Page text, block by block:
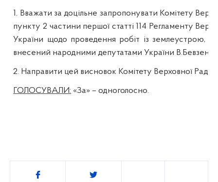
1. Вважати за доцільне запропонувати Комітету
пункту 2 частини першої статті 114 Регламенту
України щодо проведення робіт із землеустрою,
внесений народними депутатами України В.
2. Направити цей висновок Комітету Верховної Ради
ГОЛОСУВАЛИ: «За» – одноголосно.
Поділитись